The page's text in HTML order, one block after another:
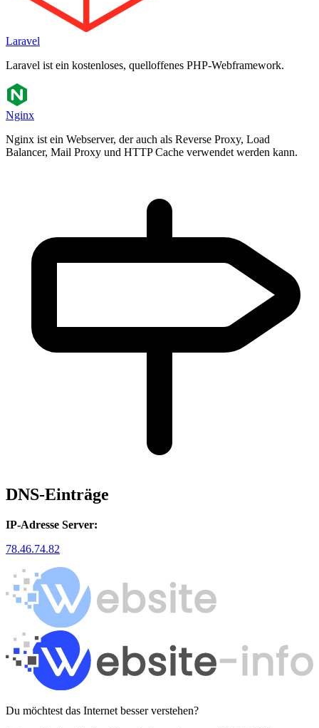
Laravel
Laravel ist ein kostenloses, quelloffenes PHP-Webframework.
Nginx
Nginx ist ein Webserver, der auch als Reverse Proxy, Load
Balancer, Mail Proxy und HTTP Cache verwendet werden kann.
DNS-Einträge
IP-Adresse Server:
78.46.74.82
Du möchtest das Internet besser verstehen?